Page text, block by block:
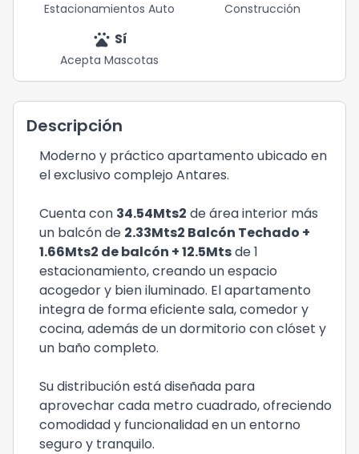
Estacionamientos Auto Construcción
pets Sí
Acepta Mascotas
Descripción
Moderno y práctico apartamento ubicado en
el exclusivo complejo Antares.
Cuenta con 34.54Mts2 de área interior más
un balcón de 2.33Mts2 Balcón Techado +
1.66Mts2 de balcón + 12.5Mtsde 1
estacionamiento, creando un espacio
acogedor y bien iluminado. El apartamento
integra de forma eficiente sala, comedor y
cocina, además de un dormitorio con clóset y
un baño completo.
Su distribución está diseñada para
aprovechar cada metro cuadrado, ofreciendo
comodidad y funcionalidad en un entorno
seguro y tranquilo.